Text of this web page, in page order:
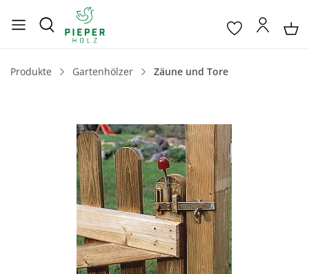
Produkte Gartenhölzer Zäune und Tore
Bildergalerie überspringen